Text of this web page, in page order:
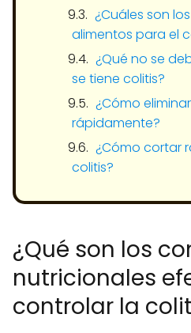
¿Cuáles son
alimentos para el
¿Qué no se
se tiene colitis?
¿Cómo
rápidamente?
¿Cómo cortar
colitis?
¿Qué son los
nutricionales
controlar la